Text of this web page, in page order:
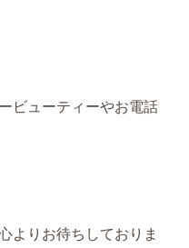
ビューティーやお電話
よりお待ちしておりま